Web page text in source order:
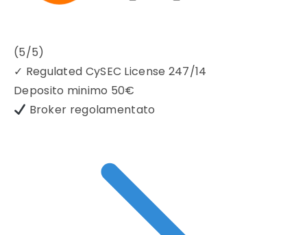
(5/5)
✓ Regulated CySEC License 247/14
Deposito minimo 50€
Broker regolamentato